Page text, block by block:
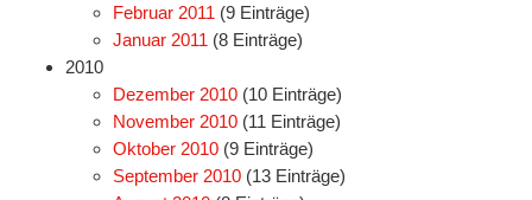
Februar 2011 (9 Einträge)
Januar 2011 (8 Einträge)
2010
Dezember 2010 (10 Einträge)
November 2010 (11 Einträge)
Oktober 2010 (9 Einträge)
September 2010 (13 Einträge)